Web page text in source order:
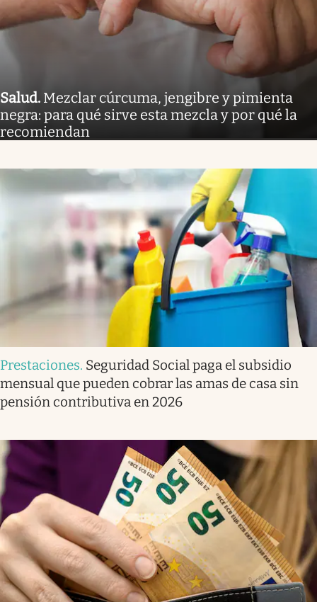
Salud. Mezclar cúrcuma, jengibre y pimienta
negra: para qué sirve esta mezcla y por qué la
recomiendan
Prestaciones. Seguridad Social paga el subsidio
mensual que pueden cobrar las amas de casa sin
pensión contributiva en 2026